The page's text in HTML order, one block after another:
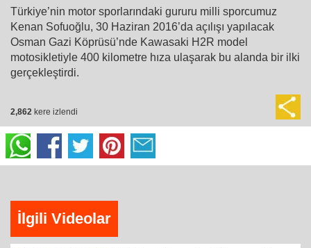
Türkiye’nin motor sporlarındaki gururu milli sporcumuz
Kenan Sofuoğlu, 30 Haziran 2016’da açılışı yapılacak
Osman Gazi Köprüsü’nde Kawasaki H2R model
motosikletiyle 400 kilometre hıza ulaşarak bu alanda bir ilki
gerçekleştirdi.
2,862 kere izlendi
İlgili Videolar